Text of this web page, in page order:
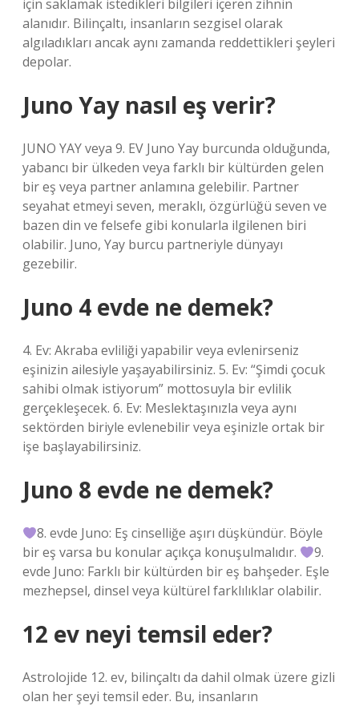
için saklamak istedikleri bilgileri içeren zihnin
alanıdır. Bilinçaltı, insanların sezgisel olarak
algıladıkları ancak aynı zamanda reddettikleri şeyleri
depolar.
Juno Yay nasıl eş verir?
JUNO YAY veya 9. EV Juno Yay burcunda olduğunda,
yabancı bir ülkeden veya farklı bir kültürden gelen
bir eş veya partner anlamına gelebilir. Partner
seyahat etmeyi seven, meraklı, özgürlüğü seven ve
bazen din ve felsefe gibi konularla ilgilenen biri
olabilir. Juno, Yay burcu partneriyle dünyayı
gezebilir.
Juno 4 evde ne demek?
4. Ev: Akraba evliliği yapabilir veya evlenirseniz
eşinizin ailesiyle yaşayabilirsiniz. 5. Ev: “Şimdi çocuk
sahibi olmak istiyorum” mottosuyla bir evlilik
gerçekleşecek. 6. Ev: Meslektaşınızla veya aynı
sektörden biriyle evlenebilir veya eşinizle ortak bir
işe başlayabilirsiniz.
Juno 8 evde ne demek?
8. evde Juno: Eş cinselliğe aşırı düşkündür. Böyle
bir eş varsa bu konular açıkça konuşulmalıdır.
9.
evde Juno: Farklı bir kültürden bir eş bahşeder. Eşle
mezhepsel, dinsel veya kültürel farklılıklar olabilir.
12 ev neyi temsil eder?
Astrolojide 12. ev, bilinçaltı da dahil olmak üzere gizli
olan her şeyi temsil eder. Bu, insanların